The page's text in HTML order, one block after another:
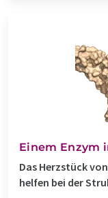
Einem Enzym
Das Herzstück
helfen bei der